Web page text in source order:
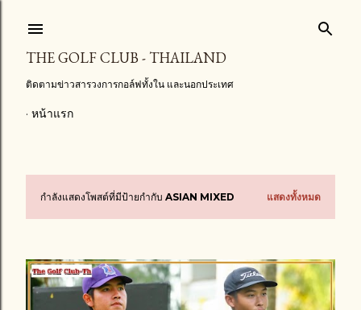
THE GOLF CLUB - THAILAND
ติดตามข่าวสารวงการกอล์ฟทั้งใน และนอกประเทศ
หน้าแรก
บ
ท
ค
กำลังแสดงโพสต์ที่มีป้ายกำกับ ASIAN MIXED แสดงทั้งหมด